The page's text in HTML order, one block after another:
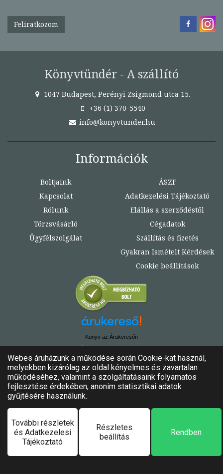
Feliratkozom
Könyvtündér - A szállító
1047 Budapest, Perényi Zsigmond utca 15.
+36 (1) 370-5540
info@konyvtunder.hu
Információk
Boltjaink
Kapcsolat
Rólunk
Törzsvásárló
Ügyfélszolgálat
ÁSZF
Adatkezelési Tájékoztató
Elállás a szerződéstől
Cégadatok
Szállítás és fizetés
Gyakran Ismételt Kérdések
Cookie beállítások
Könyv az Árukeresőn
Minden jog fenntartva!
Felhasználási feltételek